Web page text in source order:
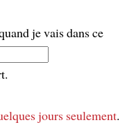
je vais dans ce
jours seulement.